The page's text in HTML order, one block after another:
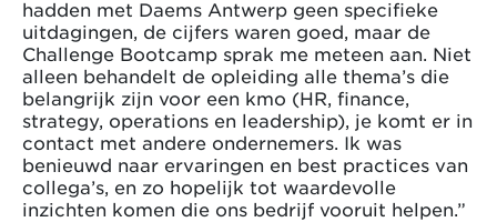
hadden met Daems Antwerp geen specifieke
uitdagingen, de cijfers waren goed, maar de
Challenge Bootcamp sprak me meteen aan. Niet
alleen behandelt de opleiding alle thema’s die
belangrijk zijn voor een kmo (HR, finance,
strategy, operations en leadership), je komt er in
contact met andere ondernemers. Ik was
benieuwd naar ervaringen en best practices van
collega’s, en zo hopelijk tot waardevolle
inzichten komen die ons bedrijf vooruit helpen.”